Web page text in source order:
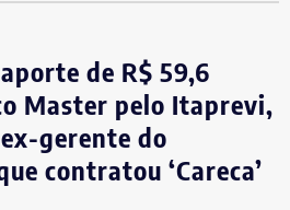
fixa em diferentes
de um depósito bancário no
de seguros
de R$ 59,6
Master pelo Itaprevi,
gerente do
contratou ‘Careca’